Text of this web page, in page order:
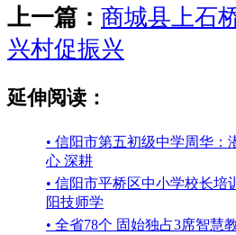
上一篇： 商城县上石
兴村促振兴
延伸阅读：
• 信阳市第五初级中学周华：
心 深耕
• 信阳市平桥区中小学校长培
阳技师学
• 全省78个 固始独占3席智慧